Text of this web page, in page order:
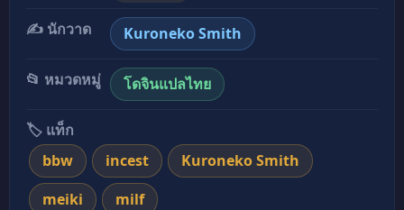
ระดับตำนาน
ยอดนิยม
เรื่องที่เก็บไว้
✍️ นักวาด
Kuroneko Smith
📂 หมวดหมู่ โดจินแปลไทย
🏷️ แท็ก
bbw
incest
Kuroneko Smith
meiki
milf